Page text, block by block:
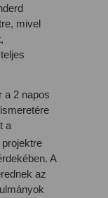
mivel
a 2 napos
a
A
az